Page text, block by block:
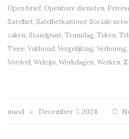
Open brief, Openbare diensten,
Satelliet, Satellietkantoor, Sociale
zaken, Standpunt, Teamdag, Teken,
Twee, Vakbond, Vergelijking, Verloning,
Vordeel, Welzijn, Werkdagen, Werken,
nuod December 7, 2024